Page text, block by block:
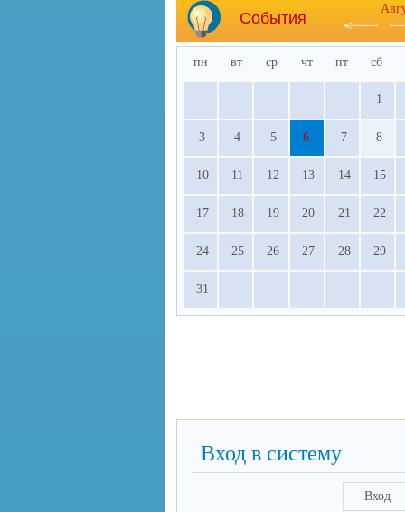
События
пн вт ср чт пт сб
1
3 4 5 6 7 8
10 11 12 13 14 15
17 18 19 20 21 22
24 25 26 27 28 29
31
Вход в систему
Вход